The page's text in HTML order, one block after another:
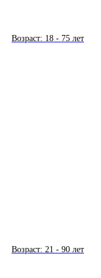
Возраст: 18 - 75 лет
Возраст: 21 - 90 лет